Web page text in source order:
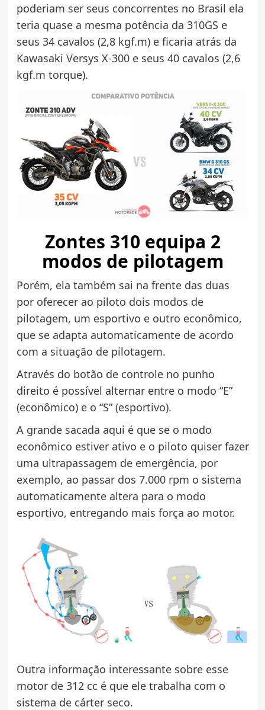
poderiam ser seus concorrentes no Brasil ela
teria quase a mesma potência da 310GS e
seus 34 cavalos (2,8 kgf.m) e ficaria atrás da
Kawasaki Versys X-300 e seus 40 cavalos (2,6
kgf.m torque).
Zontes 310 equipa 2
modos de pilotagem
Porém, ela também sai na frente das duas
por oferecer ao piloto dois modos de
pilotagem, um esportivo e outro econômico,
que se adapta automaticamente de acordo
com a situação de pilotagem.
Através do botão de controle no punho
direito é possível alternar entre o modo “E”
(econômico) e o “S” (esportivo).
A grande sacada aqui é que se o modo
econômico estiver ativo e o piloto quiser fazer
uma ultrapassagem de emergência, por
exemplo, ao passar dos 7.000 rpm o sistema
automaticamente altera para o modo
esportivo, entregando mais força ao motor.
Outra informação interessante sobre esse
motor de 312 cc é que ele trabalha com o
sistema de cárter seco.